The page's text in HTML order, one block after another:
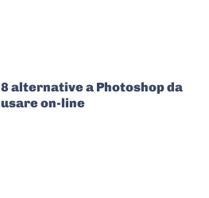
8 alternative a Photoshop da
usare on-line